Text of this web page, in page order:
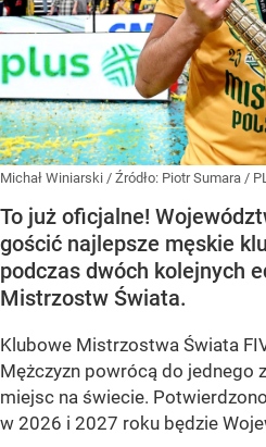
Michał Winiarski / Źródło: Piotr Sumara /
To już oficjalne!
gościć najlepsze męskie
podczas dwóch kolejnych
Mistrzostw Świata.
Klubowe Mistrzostwa Świata
Mężczyzn powrócą do jednego
miejsc na świecie.
w 2026 i 2027 roku będzie